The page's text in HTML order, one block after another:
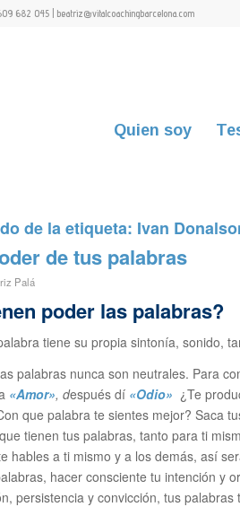
682 045 | beatriz@vitalcoachingbarcelona.com
Quien soy
de la etiqueta: Ivan
de tus palabras
Palá
poder las palabras?
tiene su propia sintonía, sonido,
palabras nunca son neutrales. Para
«Amor», después dí «Odio» ¿Te
que palabra te sientes mejor? Saca
tienen tus palabras, tanto para ti
hables a ti mismo y a los demás, así
hacer consciente tu intención y
persistencia y convicción, tus